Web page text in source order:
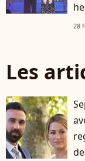
28
Les